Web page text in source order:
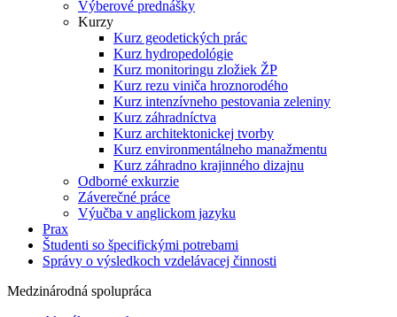
Výberové prednášky
Kurzy
Kurz geodetických prác
Kurz hydropedológie
Kurz monitoringu zložiek ŽP
Kurz rezu viniča hroznorodého
Kurz intenzívneho pestovania zeleniny
Kurz záhradníctva
Kurz architektonickej tvorby
Kurz environmentálneho manažmentu
Kurz záhradno krajinného dizajnu
Odborné exkurzie
Záverečné práce
Výučba v anglickom jazyku
Prax
Študenti so špecifickými potrebami
Správy o výsledkoch vzdelávacej činnosti
Medzinárodná spolupráca